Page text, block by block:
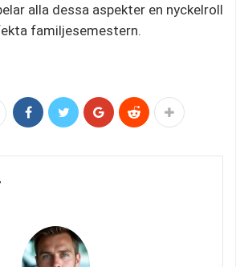
alla dessa aspekter en nyckelroll
familjesemestern.